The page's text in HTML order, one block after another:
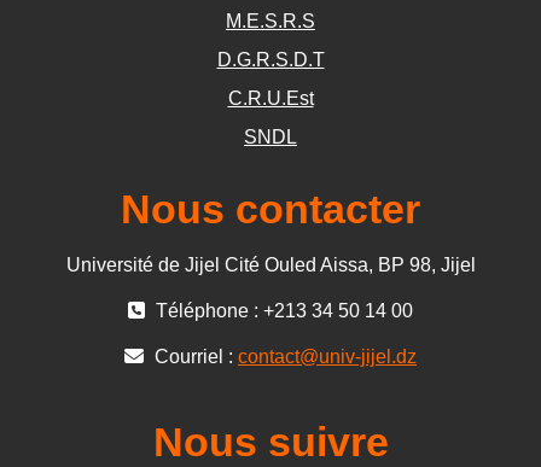
M.E.S.R.S
D.G.R.S.D.T
C.R.U.Est
SNDL
Nous contacter
Université de Jijel Cité Ouled Aissa, BP 98, Jijel
Téléphone : +213 34 50 14 00
Courriel : contact@univ-jijel.dz
Nous suivre